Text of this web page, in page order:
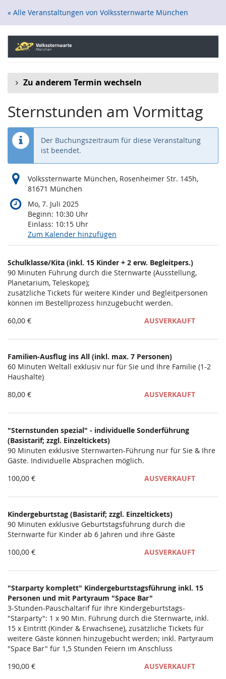
Zum
« Alle Veranstaltungen von Volkssternwarte München
Zu anderem Termin wechseln
Sternstunden am Vormittag
Der Buchungszeitraum für diese Veranstaltung
ist beendet.
Volkssternwarte München, Rosenheimer Str. 145h,
81671 München
Mo, 7. Juli 2025
Beginn: 10:30 Uhr
Einlass: 10:15 Uhr
Zum Kalender hinzufügen
Produkte
Unkategorisierte
Produkte
Schulklasse/Kita (inkl. 15 Kinder + 2 erw. Begleitpers.)
90 Minuten Führung durch die Sternwarte (Ausstellung,
Planetarium, Teleskope);
zusätzliche Tickets für weitere Kinder und Begleitpersonen
können im Bestellprozess hinzugebucht werden.
60,00 €
AUSVERKAUFT
Familien-Ausflug ins All (inkl. max. 7 Personen)
60 Minuten Weltall exklusiv nur für Sie und Ihre Familie (1-2
Haushalte)
80,00 €
AUSVERKAUFT
"Sternstunden spezial" - individuelle Sonderführung
(Basistarif; zzgl. Einzeltickets)
90 Minuten exklusive Sternwarten-Führung nur für Sie & Ihre
Gäste. Individuelle Absprachen möglich.
100,00 €
AUSVERKAUFT
Kindergeburtstag (Basistarif; zzgl. Einzeltickets)
90 Minuten exklusive Geburtstagsführung durch die
Sternwarte für Kinder ab 6 Jahren und ihre Gäste
100,00 €
AUSVERKAUFT
"Starparty komplett" Kindergeburtstagsführung inkl. 15
Personen und mit Partyraum "Space Bar"
3-Stunden-Pauschaltarif für Ihre Kindergeburtstags-
"Starparty": 1 x 90 Min. Führung durch die Sternwarte, inkl.
15 x Eintritt (Kinder & Erwachsene), zusätzliche Tickets für
weitere Gäste können hinzugebucht werden; inkl. Partyraum
"Space Bar" für 1,5 Stunden Feiern im Anschluss
190,00 €
AUSVERKAUFT